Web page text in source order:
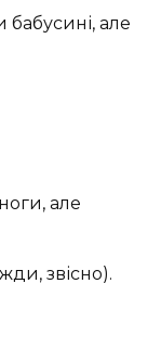
бабусині, але
але
звісно).